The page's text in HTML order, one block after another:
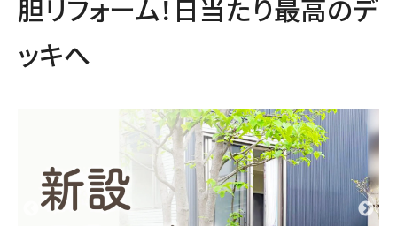
胆リフォーム！日当たり最高のデ
ッキへ